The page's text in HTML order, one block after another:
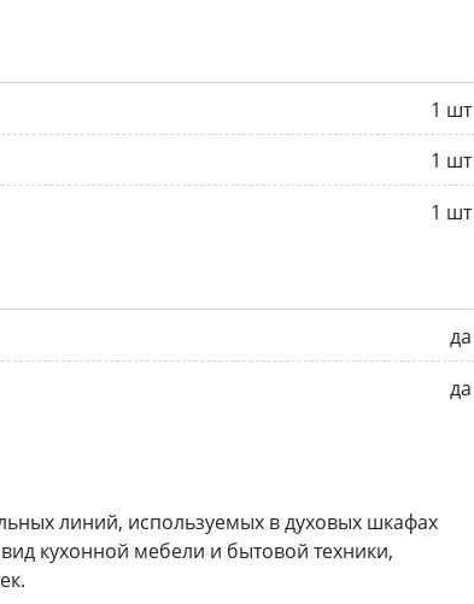
1 шт
1 шт
1 шт
да
да
линий, используемых в духовых шкафах
кухонной мебели и бытовой техники,